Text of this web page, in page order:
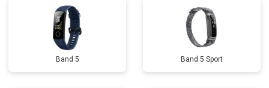
Band 5 Band 5 Sport